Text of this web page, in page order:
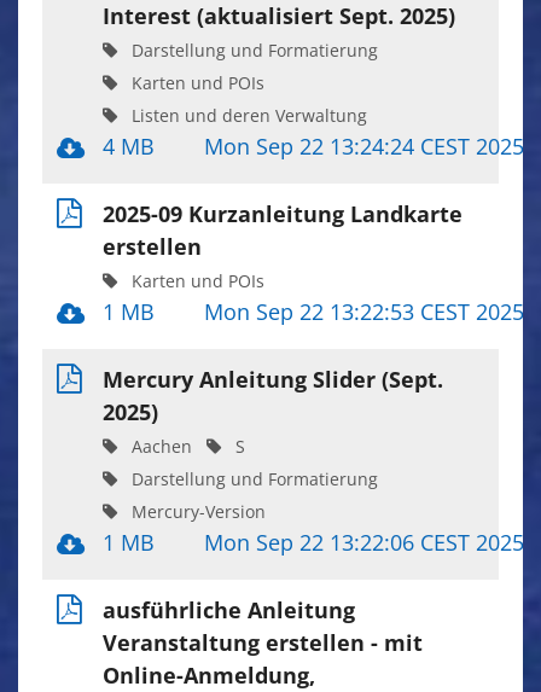
Interest (aktualisiert Sept. 2025)
Darstellung und Formatierung
Karten und POIs
Listen und deren Verwaltung
4 MB Mon Sep 22 13:24:24 CEST 2025
2025-09 Kurzanleitung Landkarte
erstellen
Karten und POIs
1 MB Mon Sep 22 13:22:53 CEST 2025
Mercury Anleitung Slider (Sept.
2025)
Aachen
S
Darstellung und Formatierung
Mercury-Version
1 MB Mon Sep 22 13:22:06 CEST 2025
ausführliche Anleitung
Veranstaltung erstellen - mit
Online-Anmeldung,